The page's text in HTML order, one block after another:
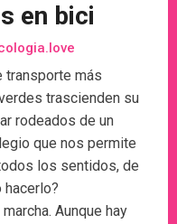
en bici
transporte más
trascienden su
rodeados de un
que nos permite
los sentidos, de
hacerlo?
Aunque hay